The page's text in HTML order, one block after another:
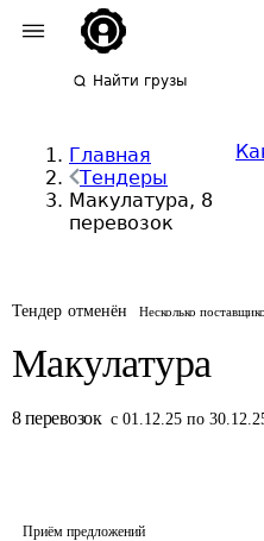
Найти грузы
Главная
Тендеры
Макулатура, 8
перевозок
Тендер отменён Несколько
Макулатура
8 перевозок с 01.12.25 по
Приём предложений